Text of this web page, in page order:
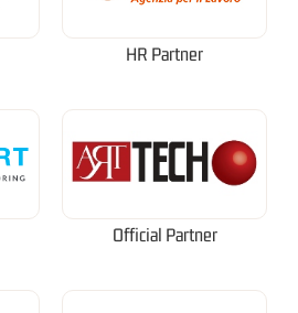
HR Partner
Official Partner